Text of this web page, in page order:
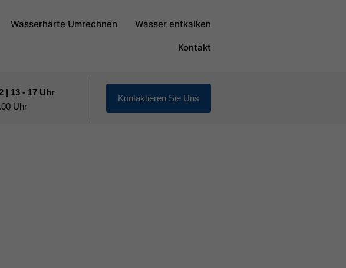
Wasserhärte Umrechnen Wasser entkalken
Kontakt
| 13 - 17 Uhr
Uhr
Kontaktieren Sie Uns